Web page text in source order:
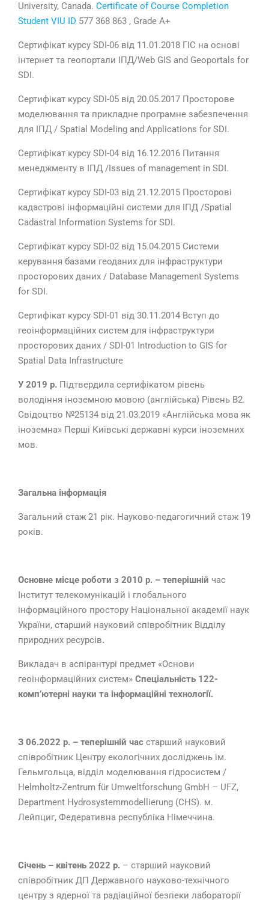
University, Canada. Certificate of Course Completion
Student VIU ID 577 368 863 , Grade A+
Сертифікат курсу SDI-06 від 11.01.2018 ГІС на основі
інтернет та геопортали ІПД/Web GIS and Geoportals for
SDI.
Сертифікат курсу SDI-05 від 20.05.2017 Просторове
моделювання та прикладне програмне забезпечення
для ІПД / Spatial Modeling and Applications for SDI.
Сертифікат курсу SDI-04 від 16.12.2016 Питання
менеджменту в ІПД /Issues of management in SDI.
Сертифікат курсу SDI-03 від 21.12.2015 Просторові
кадастрові інформаційні системи для ІПД /Spatial
Cadastral Information Systems for SDI.
Сертифікат курсу SDI-02 від 15.04.2015 Системи
керування базами геоданих для інфраструктури
просторових даних / Database Management Systems
for SDI.
Сертифікат курсу SDI-01 від 30.11.2014 Вступ до
геоінформаційних систем для інфраструктури
просторових даних / SDI-01 Introduction to GIS for
Spatial Data Infrastructure
У 2019 р. Підтвердила сертифікатом рівень
володіння іноземною мовою (англійська) Рівень В2.
Свідоцтво №25134 від 21.03.2019 «Англійська мова як
іноземна» Перші Київські державні курси іноземних
мов.
Загальна інформація
Загальний стаж 21 рік. Науково-педагогичний стаж 19
років.
Основне місце роботи з 2010 р. – теперішній час
Інститут телекомунікацій і глобального
інформаційного простору Національної академії наук
України, старший науковий співробітник Відділу
природних ресурсів.
Викладач в аспірантурі предмет «Основи
геоінформаційних систем» Спеціальність 122-
комп’ютерні науки та інформаційні технології.
З 06.2022 р. – теперішній час старший науковий
співробітник Центру екологічних досліджень ім.
Гельмгольца, відділ моделювання гідросистем /
Helmholtz-Zentrum für Umweltforschung GmbH – UFZ,
Department Hydrosystemmodellierung (CHS). м.
Лейпциг, Федеративна республіка Німеччина.
Січень – квітень 2022 р. – старший науковий
співробітник ДП Державного науково-технічного
центру з ядерної та радіаційної безпеки лабораторії